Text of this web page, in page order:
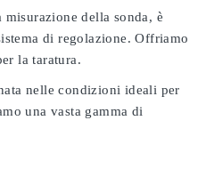
della sonda, è
di regolazione. Offriamo
la taratura.
nelle condizioni ideali per
una vasta gamma di